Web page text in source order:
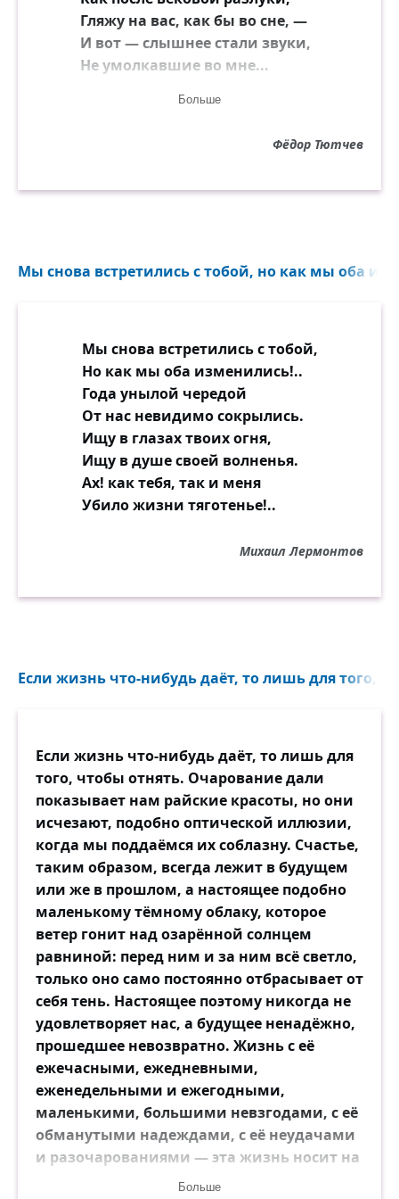
Гляжу на вас, как бы во сне, —
И вот — слышнее стали звуки,
Не умолкавшие во мне...
Тут не одно воспоминанье,
Больше
Фёдор Тютчев
Мы снова встретились с тобой, но как мы оба
Мы снова встретились с тобой,
Но как мы оба изменились!..
Года унылой чередой
От нас невидимо сокрылись.
Ищу в глазах твоих огня,
Ищу в душе своей волненья.
Ах! как тебя, так и меня
Убило жизни тяготенье!..
Михаил Лермонтов
Если жизнь что-нибудь даёт, то лишь для того,
Если жизнь что-нибудь даёт, то лишь для
того, чтобы отнять. Очарование дали
показывает нам райские красоты, но они
исчезают, подобно оптической иллюзии,
когда мы поддаёмся их соблазну. Счастье,
таким образом, всегда лежит в будущем
или же в прошлом, а настоящее подобно
маленькому тёмному облаку, которое
ветер гонит над озарённой солнцем
равниной: перед ним и за ним всё светло,
только оно само постоянно отбрасывает от
себя тень. Настоящее поэтому никогда не
удовлетворяет нас, а будущее ненадёжно,
прошедшее невозвратно. Жизнь с её
ежечасными, ежедневными,
еженедельными и ежегодными,
маленькими, большими невзгодами, с её
обманутыми надеждами, с её неудачами
и разочарованиями — эта жизнь носит на
себе такой явный отпечаток неминуемого
Больше